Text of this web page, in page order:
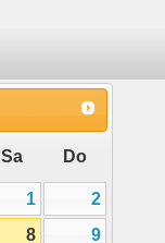
Sa Do
1
2
8
9